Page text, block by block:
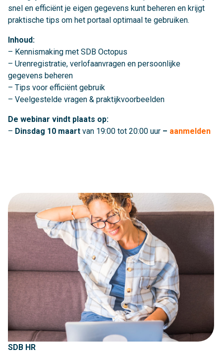
snel en efficiënt je eigen gegevens kunt beheren en krijgt
praktische tips om het portaal optimaal te gebruiken.
Inhoud:
– Kennismaking met SDB Octopus
– Urenregistratie, verlofaanvragen en persoonlijke
gegevens beheren
– Tips voor efficiënt gebruik
– Veelgestelde vragen & praktijkvoorbeelden
De webinar vindt plaats op:
– Dinsdag 10 maart van 19:00 tot 20:00 uur – aanmelden
SDB HR